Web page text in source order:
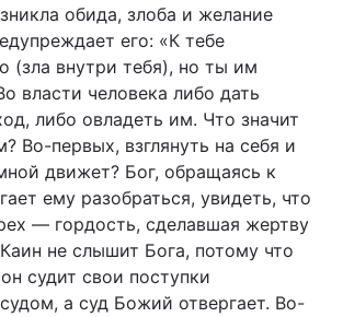
обида, злоба и желание
его: «К тебе
(зла внутри тебя), но ты им
власти человека либо дать
либо овладеть им. Что значит
Во-первых, взглянуть на себя и
движет? Бог, обращаясь к
ему разобраться, увидеть, что
— гордость, сделавшая жертву
не слышит Бога, потому что
судит свои поступки
а суд Божий отвергает. Во-